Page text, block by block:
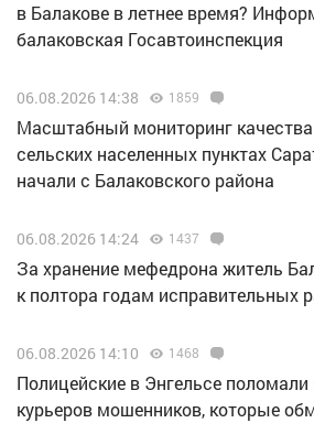
в Балакове в летнее время?
балаковская Госавтоинспекция
06.08.2026 14:38 1859
Масштабный мониторинг
сельских населенных пунктах
начали с Балаковского района
06.08.2026 14:24 1437
За хранение мефедрона житель
к полтора годам исправительных
06.08.2026 14:10 1468
Полицейские в Энгельсе
курьеров мошенников, которые